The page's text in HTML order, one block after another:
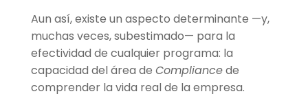
Aun así, existe un aspecto determinante —y,
muchas veces, subestimado— para la
efectividad de cualquier programa: la
capacidad del área de Compliancede
comprender la vida real de la empresa.